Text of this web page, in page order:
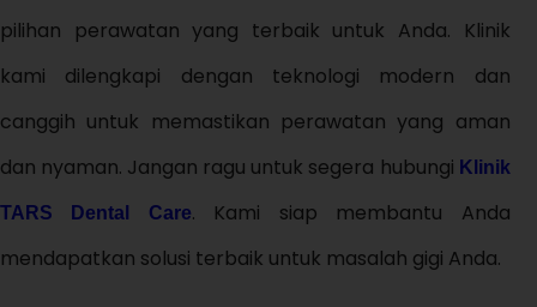
pilihan perawatan yang terbaik untuk Anda. Klinik
kami dilengkapi dengan teknologi modern dan
canggih untuk memastikan perawatan yang aman
dan nyaman. Jangan ragu untuk segera hubungi Klinik
TARS Dental Care. Kami siap membantu Anda
mendapatkan solusi terbaik untuk masalah gigi Anda.